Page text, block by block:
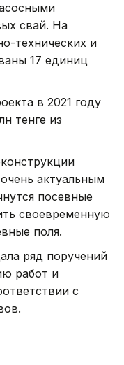
свай. На
технических и
17 единиц
в 2021 году
тенге из
актуальным
посевные
своевременную
поля.
ряд поручений
работ и
с